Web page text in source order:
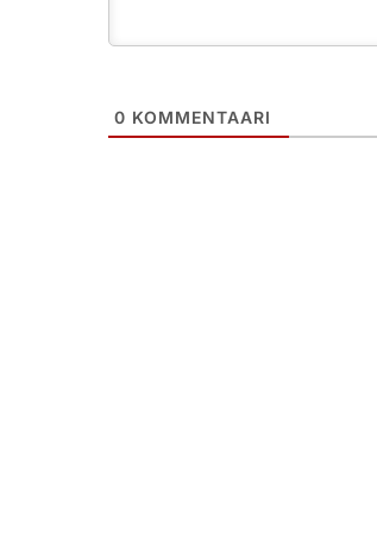
0 KOMMENTAARI